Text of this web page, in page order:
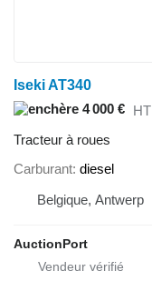
Iseki AT340
4 000 € HT
Tracteur à roues
Carburant diesel
Belgique, Antwerp
AuctionPort